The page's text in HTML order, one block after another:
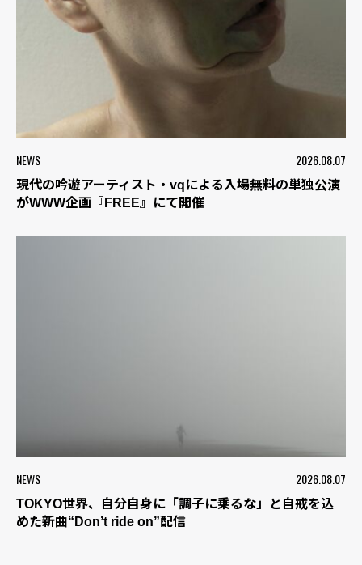
NEWS 2026.08.07
現代の吟遊アーティスト・vqによる入場無料の単独公演
がWWW企画『FREE』にて開催
NEWS 2026.08.07
TOKYO世界、自分自身に「調子に乗るな」と自戒を込
めた新曲“Don’t ride on”配信